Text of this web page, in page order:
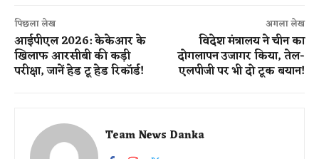
पिछला लेख
आईपीएल 2026: केकेआर के
खिलाफ आरसीबी की कड़ी
परीक्षा, जानें हेड टू हेड रिकॉर्ड!
अगला लेख
विदेश​ मंत्रालय ने चीन का
दोगलापन उजागर किया, तेल-
एलपीजी पर भी दो टूक बयान!
Team News Danka